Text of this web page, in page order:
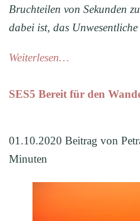
Bruchteilen von Sekunden
dabei ist, das
Weiterlesen…
SES5 Bereit für den
01.10.2020 Beitrag von
Minuten